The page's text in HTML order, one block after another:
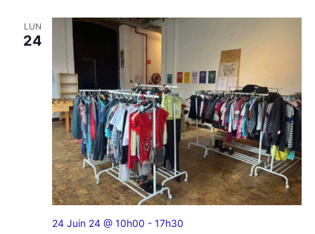
LUN
24
24 Juin 24 @ 10h00 - 17h30